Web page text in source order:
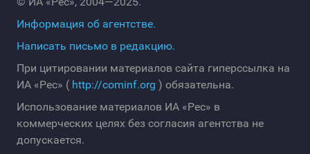
Информация об агентстве.
Написать письмо в редакцию.
При цитировании материалов сайта гиперссылка на
ИА «Рес» ( http://cominf.org ) обязательна.
Использование материалов ИА «Рес» в
коммерческих целях без согласия агентства не
допускается.